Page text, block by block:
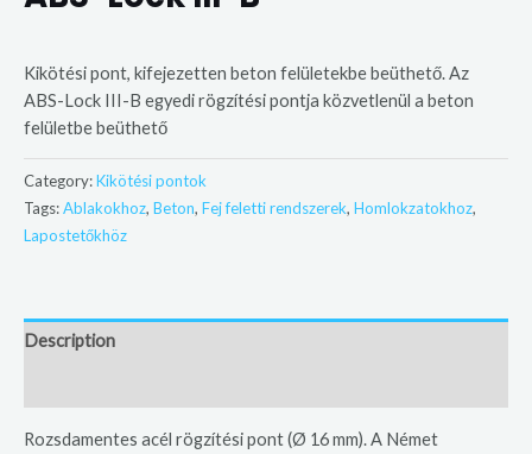
Kikötési pont, kifejezetten beton felületekbe beüthető. Az
ABS-Lock III-B egyedi rögzítési pontja közvetlenül a beton
felületbe beüthető
Category:Kikötési pontok
Tags:Ablakokhoz, Beton, Fej feletti rendszerek, Homlokzatokhoz,
Lapostetőkhöz
Description
Rozsdamentes acél rögzítési pont (Ø 16 mm). A Német